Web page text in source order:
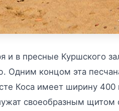
в пресные Куршского
Одним концом эта
Коса имеет ширину
своеобразным щитом